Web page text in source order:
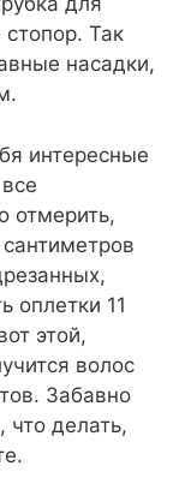
Так
насадки,
интересные
отмерить,
оплетки 11
этой,
волос
Забавно
что делать,